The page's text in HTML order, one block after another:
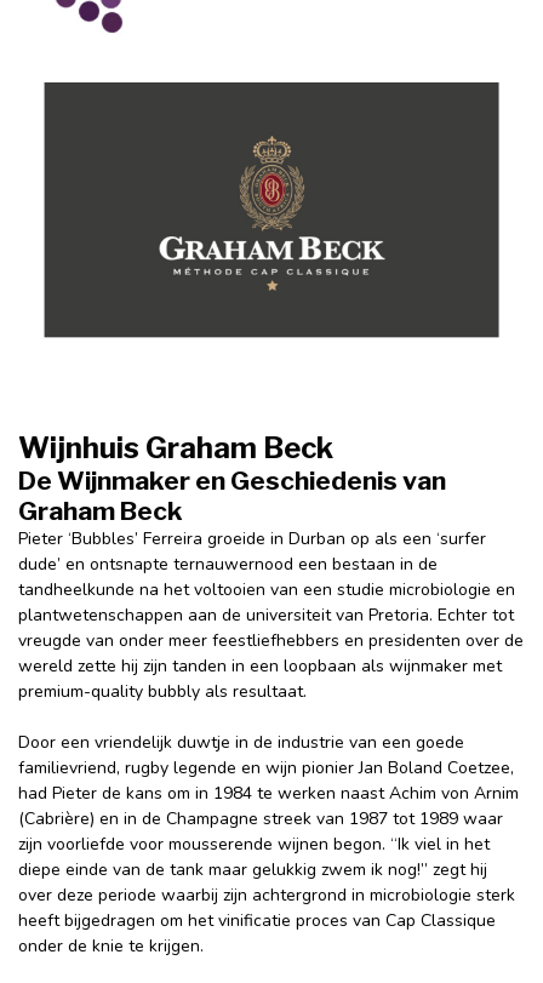
Wijnhuis Graham Beck
De Wijnmaker en Geschiedenis van
Graham Beck
Pieter ‘Bubbles’ Ferreira groeide in Durban op als een ‘surfer
dude’ en ontsnapte ternauwernood een bestaan in de
tandheelkunde na het voltooien van een studie microbiologie en
plantwetenschappen aan de universiteit van Pretoria. Echter tot
vreugde van onder meer feestliefhebbers en presidenten over de
wereld zette hij zijn tanden in een loopbaan als wijnmaker met
premium-quality bubbly als resultaat.
Door een vriendelijk duwtje in de industrie van een goede
familievriend, rugby legende en wijn pionier Jan Boland Coetzee,
had Pieter de kans om in 1984 te werken naast Achim von Arnim
(Cabrière) en in de Champagne streek van 1987 tot 1989 waar
zijn voorliefde voor mousserende wijnen begon. “Ik viel in het
diepe einde van de tank maar gelukkig zwem ik nog!” zegt hij
over deze periode waarbij zijn achtergrond in microbiologie sterk
heeft bijgedragen om het vinificatie proces van Cap Classique
onder de knie te krijgen.